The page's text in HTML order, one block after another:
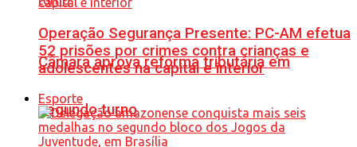
Câmara aprova reforma tributária em
segundo turno
Operação Segurança Presente: PC-AM efetua
52 prisões por crimes contra crianças e
adolescentes na capital e interior
Esporte